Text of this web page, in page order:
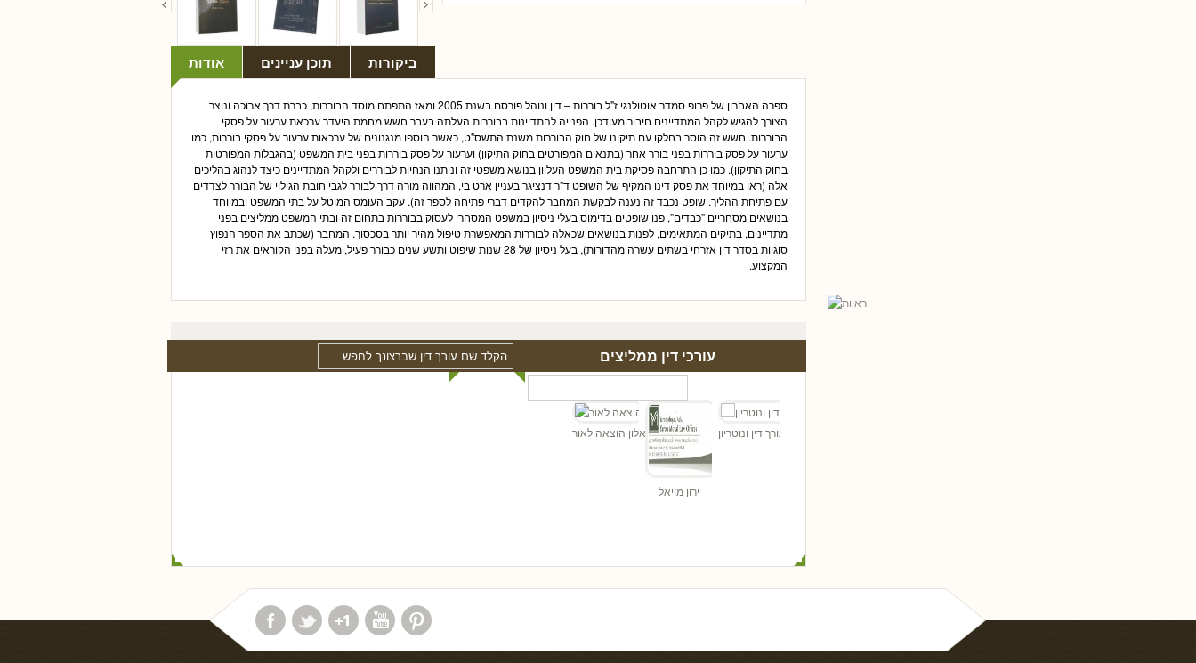
אודות תוכן עניינים ביקורות
ספרה האחרון של פרופ סמדר אוטולנגי ז"ל בוררות – דין ונוהל פורסם בשנת 2005 ומאז התפתח מוסד הבוררות, כברת דרך ארוכה ונוצר
הצורך להגיש לקהל המתדיינים חיבור מעודכן. הפנייה להתדיינות בבוררות העלתה בעבר חשש מחמת היעדר ערכאת ערעור על פסקי
הבוררות. חשש זה הוסר בחלקו עם תיקונו של חוק הבוררות משנת התשס"ט, כאשר הוספו מנגנונים של ערכאות ערעור על פסקי בוררות, כמו
ערעור על פסק בוררות בפני בורר אחר (בתנאים המפורטים בחוק התיקון) וערעור על פסק בוררות בפני בית המשפט (בהגבלות המפורטות
בחוק התיקון). כמו כן התרחבה פסיקת בית המשפט העליון בנושא משפטי זה וניתנו הנחיות לבוררים ולקהל המתדיינים כיצד לנהוג בהליכים
אלה (ראו במיוחד את פסק דינו המקיף של השופט ד"ר דנציגר בעניין ארט בי, המהווה מורה דרך לבורר לגבי חובת הגילוי של הבורר לצדדים
עם פתיחת ההליך. שופט נכבד זה נענה לבקשת המחבר להקדים דברי פתיחה לספר זה). עקב העומס המוטל על בתי המשפט ובמיוחד
בנושאים מסחריים "כבדים", פנו שופטים בדימוס בעלי ניסיון במשפט המסחרי לעסוק בבוררות בתחום זה ובתי המשפט ממליצים בפני
מתדיינים, בתיקים המתאימים, לפנות בנושאים שכאלה לבוררות המאפשרת טיפול מהיר יותר בסכסוך. המחבר (שכתב את הספר הנפוץ
סוגיות בסדר דין אזרחי בשתים עשרה מהדורות), בעל ניסיון של 28 שנות שיפוט ותשע שנים כבורר פעיל, מעלה בפני הקוראים את רזי
המקצוע.
עורכי דין ממליצים
אלון הוצאה לאור
ירון מויאל
שי כהן - עורך דין ונוטריון